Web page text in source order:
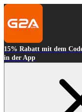
15% Rabatt mit dem
in der App